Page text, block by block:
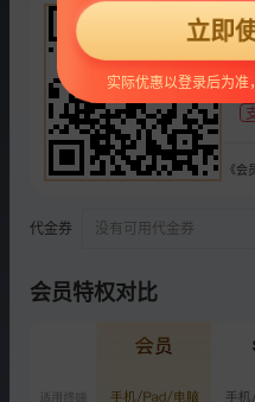
13
VIP
14
VIP
15
18
VIP
19
VIP
23 24
彩2 彩3
荐
《会
代金券 没有可用代金券
会员特权对比
立即
实际优惠以登录后为准